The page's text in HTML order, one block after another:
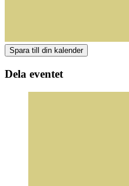
Dela eventet